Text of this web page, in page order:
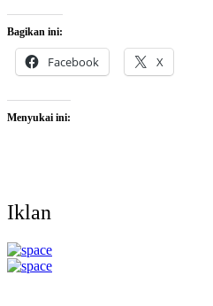
Bagikan ini:
Facebook X
Menyukai ini:
Iklan